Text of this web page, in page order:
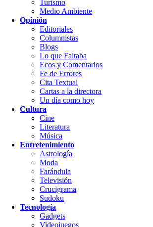
Turismo
Medio Ambiente
Opinión
Editoriales
Columnistas
Blogs
Lo que Faltaba
Ecos y Comentarios
Fe de Errores
Cita Textual
Cartas a la directora
Un día como hoy
Cultura
Cine
Literatura
Música
Entretenimiento
Astrología
Moda
Farándula
Televisión
Crucigrama
Sudoku
Tecnología
Gadgets
Videojuegos